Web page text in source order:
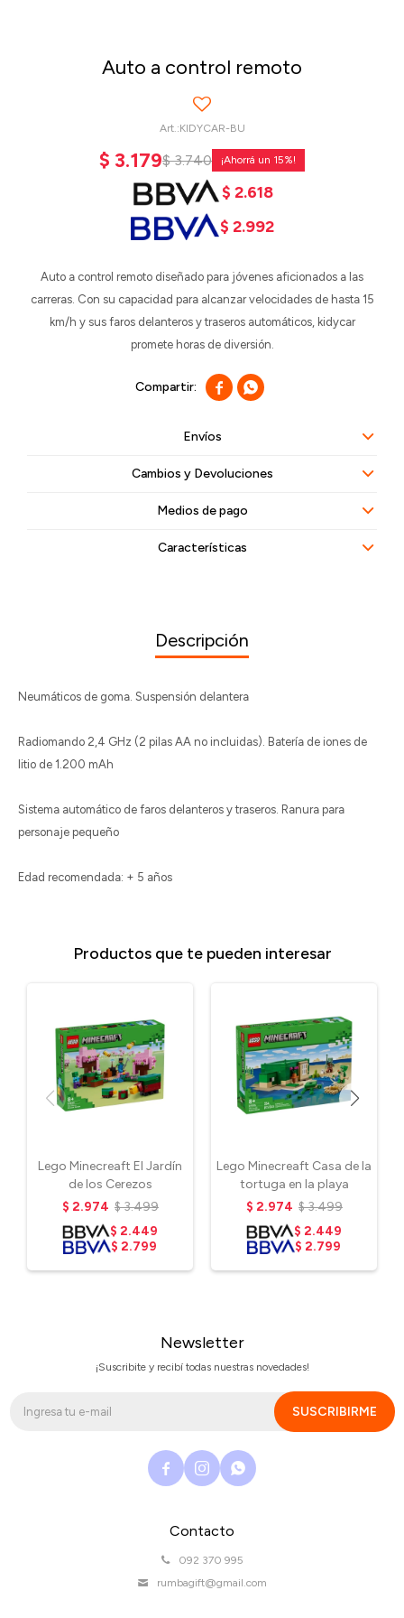
Auto a control remoto
KIDYCAR-BU
$ 3.179$ 3.740 15
$ 2.618
$ 2.992
Auto a control remoto diseñado para jóvenes aficionados a las
carreras. Con su capacidad para alcanzar velocidades de hasta 15
km/h y sus faros delanteros y traseros automáticos, kidycar
promete horas de diversión.
 
Envíos
Cambios y Devoluciones
Medios de pago
Características
Descripción
Neumáticos de goma. Suspensión delantera
Radiomando 2,4 GHz (2 pilas AA no incluidas). Batería de iones de
litio de 1.200 mAh
Sistema automático de faros delanteros y traseros. Ranura para
personaje pequeño
Edad recomendada: + 5 años
Productos que te pueden interesar
Lego Minecreaft El Jardín
de los Cerezos
$ 2.974 $3.499
$ 2.449
$ 2.799
Lego Minecreaft Casa de la
tortuga en la playa
$ 2.974 $3.499
$ 2.449
$ 2.799
Contacto
092 370 995
rumbagift@gmail.com
Newsletter
¡Suscribite y recibí todas nuestras novedades!
SUSCRIBIRME
  